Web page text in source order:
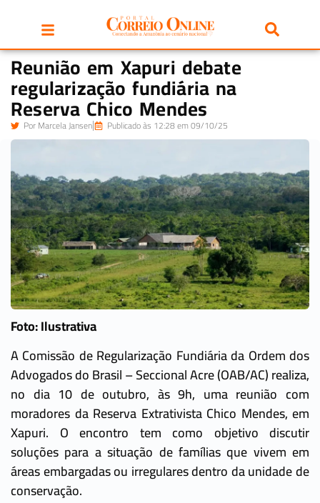
Reunião em Xapuri debate
regularização fundiária na
Reserva Chico Mendes
PorMarcela Jansen Publicado às 12:28 em 09/10/25
Foto: Ilustrativa
A Comissão de Regularização Fundiária da Ordem dos
Advogados do Brasil – Seccional Acre (OAB/AC) realiza,
no dia 10 de outubro, às 9h, uma reunião com
moradores da Reserva Extrativista Chico Mendes, em
Xapuri. O encontro tem como objetivo discutir
soluções para a situação de famílias que vivem em
áreas embargadas ou irregulares dentro da unidade de
conservação.